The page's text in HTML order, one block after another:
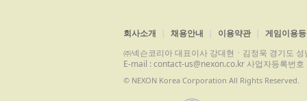
회사소개 채용안내 이용약관
게임이용
㈜넥슨코리아 대표이사 강대현ㆍ김정욱 경기도
E-mail : contact-us@nexon.co.kr 사업자등록번
© NEXON Korea Corporation All Rights Reserved.